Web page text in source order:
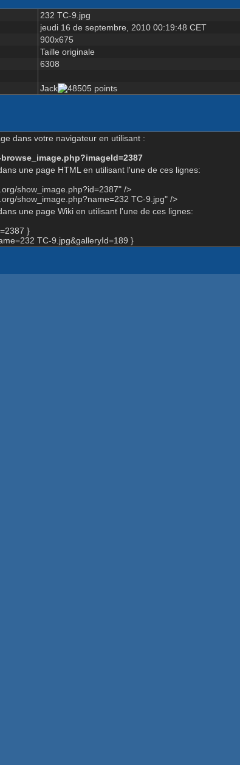
232 TC-9.jpg
jeudi 16 de septembre, 2010 00:19:48 CET
900x675
Taille originale
6308
Jack
dans votre navigateur en utilisant :
une page HTML en utilisant l'une de ces lignes:
show_image.php?id=2387" />
show_image.php?name=232 TC-9.jpg" />
une page Wiki en utilisant l'une de ces lignes:
}
TC-9.jpg&galleryId=189 }